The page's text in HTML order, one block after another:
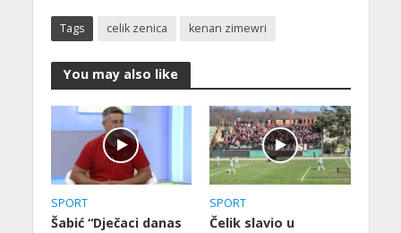
Tags celik zenica kenan zimewri
You may also like
SPORT
Šabić “Dječaci danas
SPORT
Čelik slavio u